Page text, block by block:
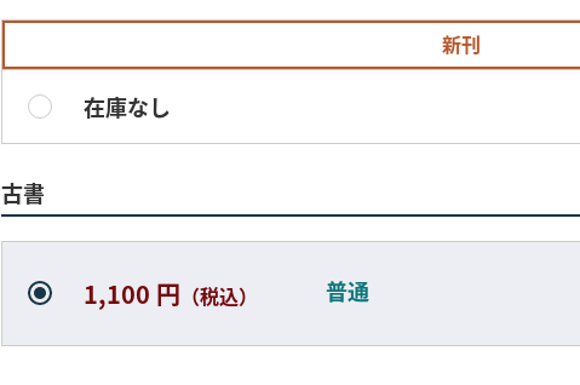
新刊
在庫なし
古書
1,100 円 （税込） 普通